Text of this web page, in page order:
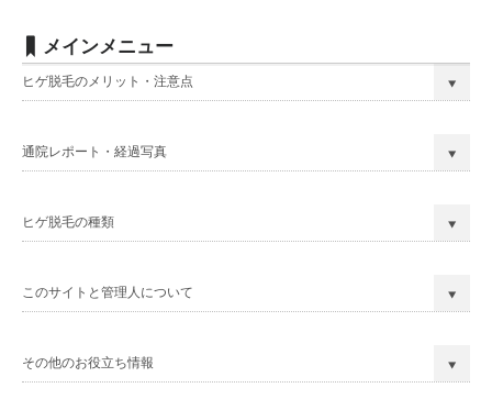
メインメニュー
ヒゲ脱毛のメリット・注意点
通院レポート・経過写真
ヒゲ脱毛の種類
このサイトと管理人について
その他のお役立ち情報